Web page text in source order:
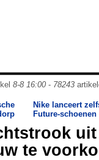
8-8 16:00- 78243
Nike lanceert
Future-schoenen
te